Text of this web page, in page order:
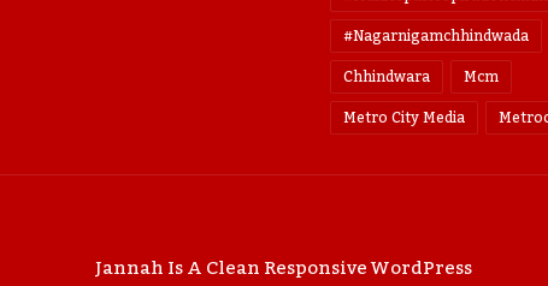
#nagarnigamchhindwada
Chhindwara
Mcm
Metro City Media
Jannah Is A Clean Responsive WordPress